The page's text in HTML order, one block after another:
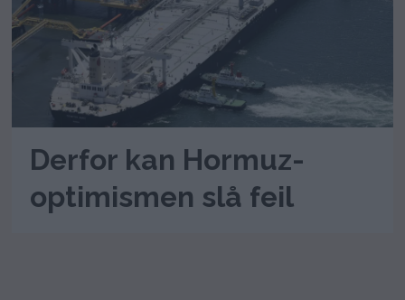
Derfor kan Hormuz-
optimismen slå feil